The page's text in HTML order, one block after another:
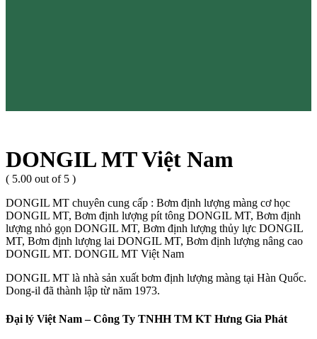
DONGIL MT Việt Nam
( 5.00 out of 5 )
DONGIL MT chuyên cung cấp : Bơm định lượng màng cơ học
DONGIL MT, Bơm định lượng pít tông DONGIL MT, Bơm định
lượng nhỏ gọn DONGIL MT, Bơm định lượng thủy lực DONGIL
MT, Bơm định lượng lai DONGIL MT, Bơm định lượng nâng cao
DONGIL MT. DONGIL MT Việt Nam
DONGIL MT là nhà sản xuất bơm định lượng màng tại Hàn Quốc.
Dong-il đã thành lập từ năm 1973.
Đại lý Việt Nam – Công Ty TNHH TM KT Hưng Gia Phát